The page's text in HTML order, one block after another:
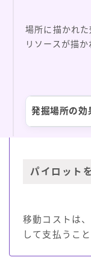
場所に描かれた
リソースが描
発掘場所の効
パイロット
移動コストは
して支払うこ